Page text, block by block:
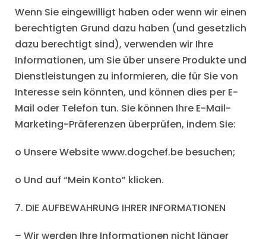
Wenn Sie eingewilligt haben oder wenn wir einen
berechtigten Grund dazu haben (und gesetzlich
dazu berechtigt sind), verwenden wir Ihre
Informationen, um Sie über unsere Produkte und
Dienstleistungen zu informieren, die für Sie von
Interesse sein könnten, und können dies per E-
Mail oder Telefon tun. Sie können Ihre E-Mail-
Marketing-Präferenzen überprüfen, indem Sie:
o Unsere Website www.dogchef.be besuchen;
o Und auf “Mein Konto” klicken.
7. DIE AUFBEWAHRUNG IHRER INFORMATIONEN
– Wir werden Ihre Informationen nicht länger